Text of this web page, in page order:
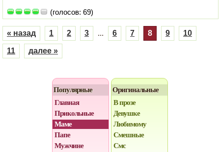
(голосов: 69)
« назад 1 2 3 ... 6 7 8 9 10
11 далее »
Популярные
Главная
Прикольные
Маме
Папе
Мужчине
Оригинальные
В прозе
Девушке
Любимому
Смешные
Смс